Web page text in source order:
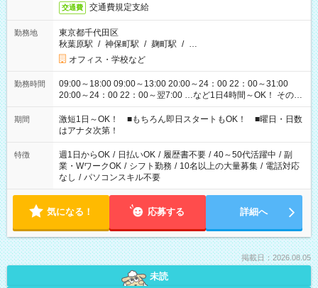
交通費 交通費規定支給
勤務地
東京都千代田区
秋葉原駅 / 神保町駅 / 麹町駅 / …
オフィス・学校など
勤務時間
09:00～18:00 09:00～13:00 20:00～24：00 22：00～31:00
20:00～24：00 22：00～翌7:00 …など1日4時間～OK！ その他
シフトもございます！ お気軽にご相談ください！
期間
激短1日～OK！ ■もちろん即日スタートもOK！ ■曜日・日数
はアナタ次第！
特徴 週1日からOK / 日払いOK / 履歴書不要 / 40～50代活躍中 / 副
業・WワークOK / シフト勤務 / 10名以上の大量募集 / 電話対応
なし / パソコンスキル不要
気になる！ 応募する 詳細へ
掲載日：2026.08.05
未読